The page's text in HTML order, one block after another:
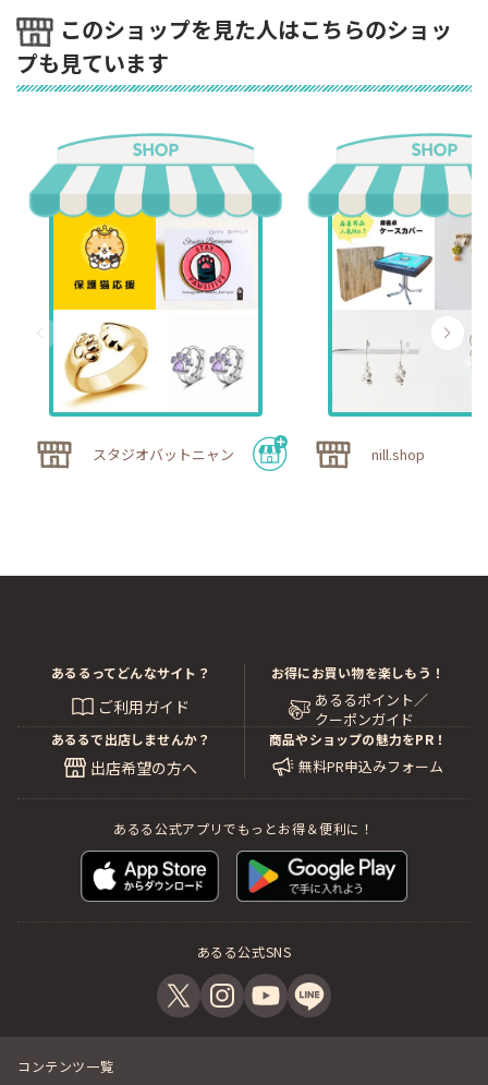
このショップを見た人はこちらのショッ
プも見ています
スタジオバットニャン nill.shop
あるるってどんなサイト？
ご利用ガイド
お得にお買い物を楽しもう！
あるるポイント／
クーポンガイド
あるるで出店しませんか？
出店希望の方へ
商品やショップの魅力をPR！
無料PR申込みフォーム
あるる公式アプリでもっとお得＆便利に！
あるる公式SNS
コンテンツ一覧